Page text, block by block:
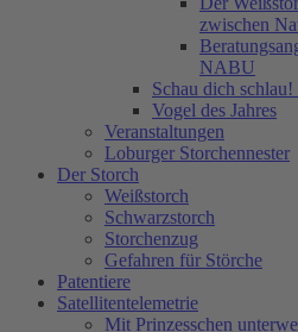
zwischen
NABU
Schau dich
Vogel des Jahres
Veranstaltungen
Loburger Storchennester
Der Storch
Weißstorch
Schwarzstorch
Storchenzug
Gefahren für Störche
Patentiere
Satellitentelemetrie
Mit Prinzesschen